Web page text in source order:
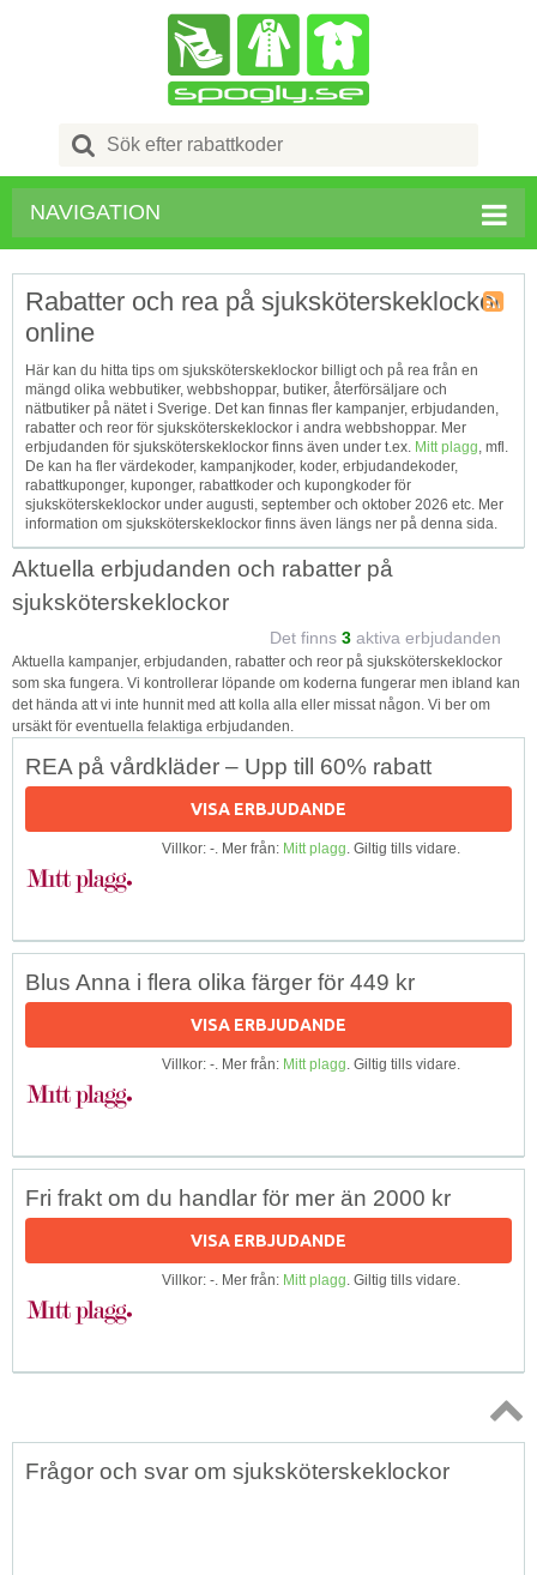
Search
for:
NAVIGATION
Rabatter och rea på sjuksköterskeklockor
online
Här kan du hitta tips om sjuksköterskeklockor billigt och på rea från en
mängd olika webbutiker, webbshoppar, butiker, återförsäljare och
nätbutiker på nätet i Sverige. Det kan finnas fler kampanjer, erbjudanden,
rabatter och reor för sjuksköterskeklockor i andra webbshoppar. Mer
erbjudanden för sjuksköterskeklockor finns även under t.ex. Mitt plagg, mfl.
De kan ha fler värdekoder, kampanjkoder, koder, erbjudandekoder,
rabattkuponger, kuponger, rabattkoder och kupongkoder för
sjuksköterskeklockor under augusti, september och oktober 2026 etc. Mer
information om sjuksköterskeklockor finns även längs ner på denna sida.
Aktuella erbjudanden och rabatter på
sjuksköterskeklockor
Det finns 3 aktiva erbjudanden
Aktuella kampanjer, erbjudanden, rabatter och reor på sjuksköterskeklockor
som ska fungera. Vi kontrollerar löpande om koderna fungerar men ibland kan
det hända att vi inte hunnit med att kolla alla eller missat någon. Vi ber om
ursäkt för eventuella felaktiga erbjudanden.
REA på vårdkläder – Upp till 60% rabatt
VISA ERBJUDANDE
Villkor: -. Mer från: Mitt plagg. Giltig tills vidare.
Blus Anna i flera olika färger för 449 kr
VISA ERBJUDANDE
Villkor: -. Mer från: Mitt plagg. Giltig tills vidare.
Fri frakt om du handlar för mer än 2000 kr
VISA ERBJUDANDE
Villkor: -. Mer från: Mitt plagg. Giltig tills vidare.
Topp
Frågor och svar om sjuksköterskeklockor